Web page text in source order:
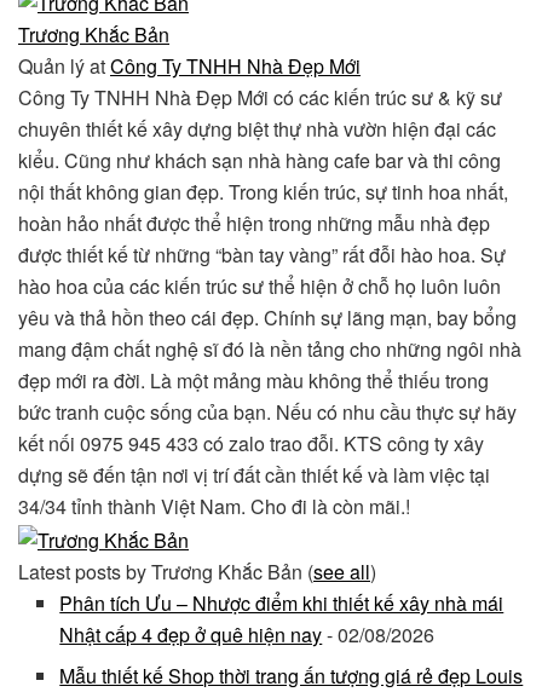
Trương Khắc Bản
Quản lýatCông Ty TNHH Nhà Đẹp Mới
Công Ty TNHH Nhà Đẹp Mới có các kiến trúc sư & kỹ sư
chuyên thiết kế xây dựng biệt thự nhà vườn hiện đại các
kiểu. Cũng như khách sạn nhà hàng cafe bar và thi công
nội thất không gian đẹp. Trong kiến trúc, sự tinh hoa nhất,
hoàn hảo nhất được thể hiện trong những mẫu nhà đẹp
được thiết kế từ những “bàn tay vàng” rất đỗi hào hoa. Sự
hào hoa của các kiến trúc sư thể hiện ở chỗ họ luôn luôn
yêu và thả hồn theo cái đẹp. Chính sự lãng mạn, bay bổng
mang đậm chất nghệ sĩ đó là nền tảng cho những ngôi nhà
đẹp mới ra đời. Là một mảng màu không thể thiếu trong
bức tranh cuộc sống của bạn. Nếu có nhu cầu thực sự hãy
kết nối 0975 945 433 có zalo trao đỗi. KTS công ty xây
dựng sẽ đến tận nơi vị trí đất cần thiết kế và làm việc tại
34/34 tỉnh thành Việt Nam. Cho đi là còn mãi.!
Latest posts by Trương Khắc Bản (see all)
Phân tích Ưu – Nhược điểm khi thiết kế xây nhà mái
Nhật cấp 4 đẹp ở quê hiện nay- 02/08/2026
Mẫu thiết kế Shop thời trang ấn tượng giá rẻ đẹp Louis